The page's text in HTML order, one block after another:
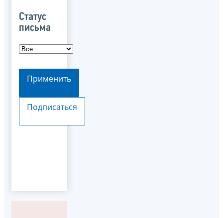
Статус
письма
Применить
Подписаться